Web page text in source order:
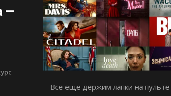
—
Все еще держим лапки на пульте